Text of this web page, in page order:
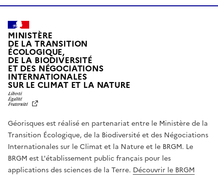
MINISTÈRE
DE LA TRANSITION
ÉCOLOGIQUE,
DE LA BIODIVERSITÉ
ET DES NÉGOCIATIONS
INTERNATIONALES
SUR LE CLIMAT ET LA NATUREL
T
É
,
É
G
A
L
Géorisques est réalisé en partenariat entre le Ministère de la
Transition Écologique, de la Biodiversité et des Négociations
Internationales sur le Climat et la Nature et le BRGM. Le
BRGM est L'établissement public français pour les
applications des sciences de la Terre. Découvrir le BRGM